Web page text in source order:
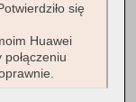
się
Huawei